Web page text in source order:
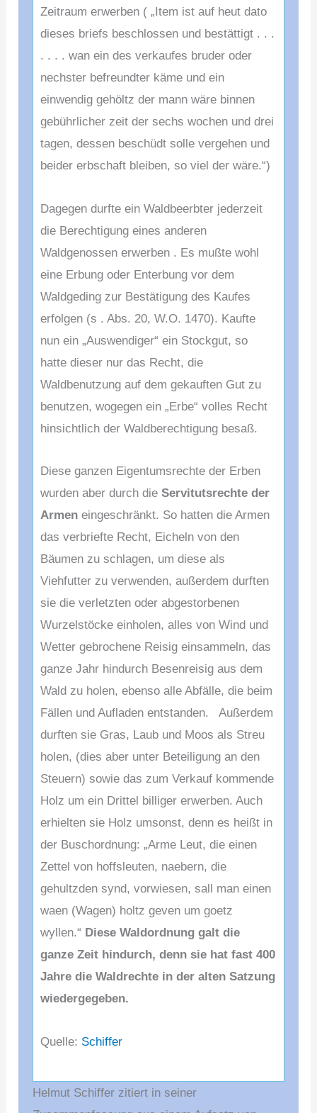
Zeitraum erwerben ( „Item ist auf heut dato
dieses briefs beschlossen und bestättigt . . .
. . . . wan ein des verkaufes bruder oder
nechster befreundter käme und ein
einwendig gehöltz der mann wäre binnen
gebührlicher zeit der sechs wochen und drei
tagen, dessen beschüdt solle vergehen und
beider erbschaft bleiben, so viel der wäre.“)
Dagegen durfte ein Waldbeerbter jederzeit
die Berechtigung eines anderen
Waldgenossen erwerben . Es mußte wohl
eine Erbung oder Enterbung vor dem
Waldgeding zur Bestätigung des Kaufes
erfolgen (s . Abs. 20, W.O. 1470). Kaufte
nun ein „Auswendiger“ ein Stockgut, so
hatte dieser nur das Recht, die
Waldbenutzung auf dem gekauften Gut zu
benutzen, wogegen ein „Erbe“ volles Recht
hinsichtlich der Waldberechtigung besaß.
Diese ganzen Eigentumsrechte der Erben
wurden aber durch dieServitutsrechte der
Armen eingeschränkt. So hatten die Armen
das verbriefte Recht, Eicheln von den
Bäumen zu schlagen, um diese als
Viehfutter zu verwenden, außerdem durften
sie die verletzten oder abgestorbenen
Wurzelstöcke einholen, alles von Wind und
Wetter gebrochene Reisig einsammeln, das
ganze Jahr hindurch Besenreisig aus dem
Wald zu holen, ebenso alle Abfälle, die beim
Fällen und Aufladen entstanden.Außerdem
durften sie Gras, Laub und Moos als Streu
holen, (dies aber unter Beteiligung an den
Steuern) sowie das zum Verkauf kommende
Holz um ein Drittel billiger erwerben. Auch
erhielten sie Holz umsonst, denn es heißt in
der Buschordnung: „Arme Leut, die einen
Zettel von hoffsleuten, naebern, die
gehultzden synd, vorwiesen, sall man einen
waen (Wagen) holtz geven um goetz
wyllen.“ Diese Waldordnung galt die
ganze Zeit hindurch, denn sie hat fast 400
Jahre die Waldrechte in der alten Satzung
wiedergegeben.
Quelle: Schiffer
Helmut Schiffer zitiert in seiner